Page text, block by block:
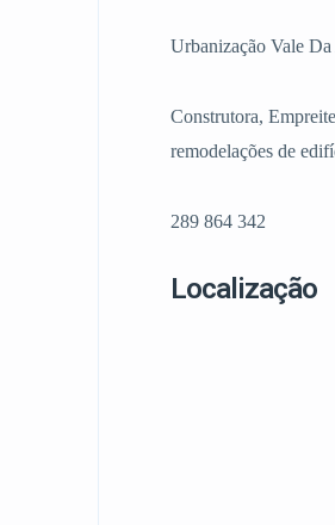
Urbanização Vale
Construtora,
remodelações de
289 864 342
Localização